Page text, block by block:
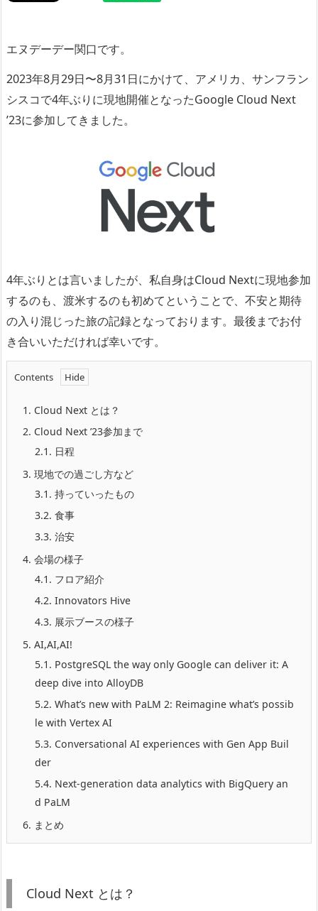
エヌデーデー関口です。
2023年8月29日〜8月31日にかけて、アメリカ、サンフラン
シスコで4年ぶりに現地開催となったGoogle Cloud Next
’23に参加してきました。
4年ぶりとは言いましたが、私自身はCloud Nextに現地参加
するのも、渡米するのも初めてということで、不安と期待
の入り混じった旅の記録となっております。最後までお付
き合いいただければ幸いです。
Contents
1. Cloud Next とは？
2. Cloud Next ’23参加まで
2.1. 日程
3. 現地での過ごし方など
3.1. 持っていったもの
3.2. 食事
3.3. 治安
4. 会場の様子
4.1. フロア紹介
4.2. Innovators Hive
4.3. 展示ブースの様子
5. AI,AI,AI!
5.1. PostgreSQL the way only Google can deliver it: A
deep dive into AlloyDB
5.2. What’s new with PaLM 2: Reimagine what’s possib
le with Vertex AI
5.3. Conversational AI experiences with Gen App Buil
der
5.4. Next-generation data analytics with BigQuery an
d PaLM
6. まとめ
Cloud Next とは？